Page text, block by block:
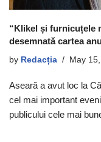
“Klikel și furnicuțele
desemnată cartea
by Redacția May
Aseară a avut loc la
cel mai important
publicului cele mai